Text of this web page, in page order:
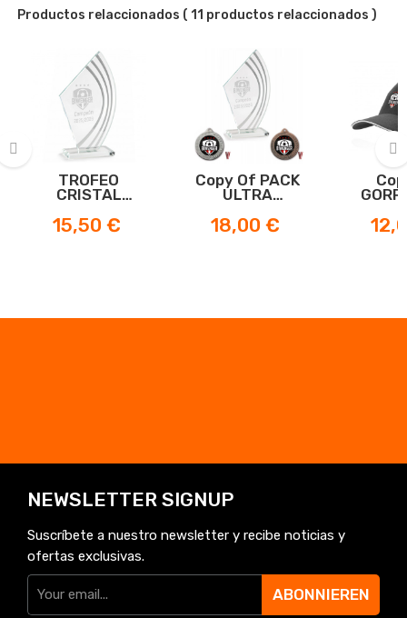
Productos relaccionados ( 11 productos relaccionados )
TROFEO
CRISTAL
Preis
15,50 €
Copy Of PACK
ULTRA
Preis
18,00 € Preis
›
NEWSLETTER SIGNUP
Suscríbete a nuestro newsletter y recibe noticias y
ofertas exclusivas.
ABONNIEREN